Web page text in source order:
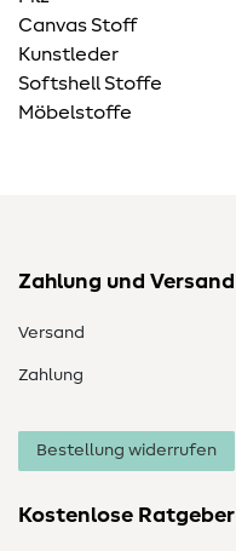
Canvas Stoff
Kunstleder
Softshell Stoffe
Möbelstoffe
Zahlung und Versand
Versand
Zahlung
Bestellung widerrufen
Kostenlose Ratgeber